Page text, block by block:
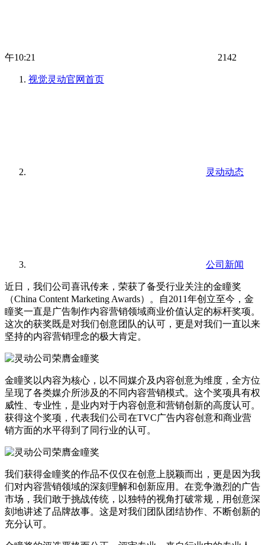
午10:21 2142
视觉灵动官网首页
灵动动态
公司新闻
近日，我们公司喜讯传来，荣获了备受行业关注的金瞳奖
（China Content Marketing Awards）。自2011年创立至今，金
瞳奖一直是广告制作内容营销领域商业价值认定的标杆奖项。
这次的获奖既是对我们创意团队的认可，更是对我们一直以来
坚持的内容营销理念的极大肯定。
金瞳奖以内容为核心，以不同媒介及内容创意为维度，全方位
呈现了各类媒介所涉及的不同内容营销模式。这个奖项具有权
威性、专业性，是业内对于内容创意和营销创新的高度认可。
获得这个奖项，代表我们公司在TVC广告内容创意和商业营
销方面的水平得到了同行业的认可。
我们获得金瞳奖的作品不仅仅在创意上脱颖而出，更是因为我
们对内容营销领域的深刻理解和创新应用。在竞争激烈的广告
市场，我们敢于挑战传统，以独特的视角打破常规，用创意深
刻地讲述了品牌故事。这是对我们团队团结协作、不断创新的
充分认可。